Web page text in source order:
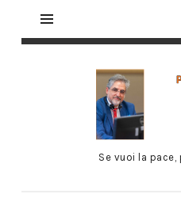
Se vuoi la pace,